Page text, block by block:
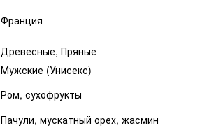
Франция
Древесные, Пряные
Мужские (Унисекс)
Ром, сухофрукты
Пачули, мускатный орех, жасмин